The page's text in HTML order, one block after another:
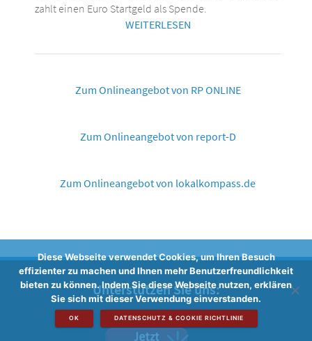
zahlt einen Euro Startgeld als Spende.
WEITERLESEN
Zum Onlineangebot von RP ONLINE
Zum Onlineangebot von report-D
Zum Onlineangebot von lokalkompass.de
Unterstützen Sie uns:
Diese Webseite verwendet Cookies, um Ihren Besuch
effizienter zu machen und Ihnen mehr Benutzerfreundlichkeit
bieten zu können. Indem Sie diese Webseite nutzen, erklären
Sie sich mit dieser Verwendung einverstanden.
OK DATENSCHUTZ & COOKIE RICHTLINIE